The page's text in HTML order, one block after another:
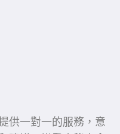
供一對一的服務，意